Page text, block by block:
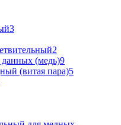
3
2
данных (медь)9
(витая пара)5